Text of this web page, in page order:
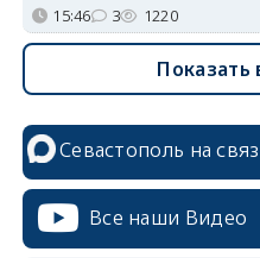
15:46 3 1220
Показать
Севастополь на
Все наши Видео